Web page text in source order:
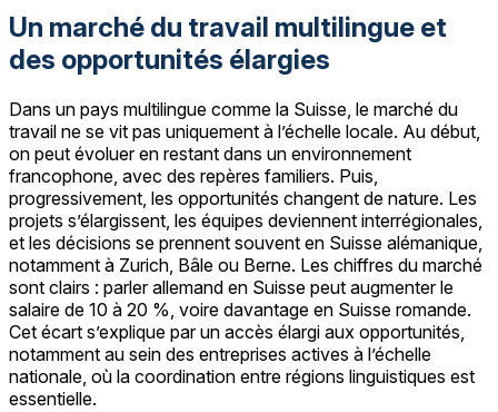
Un marché du travail multilingue et
des opportunités élargies
Dans un pays multilingue comme la Suisse, le marché du
travail ne se vit pas uniquement à l’échelle locale. Au début,
on peut évoluer en restant dans un environnement
francophone, avec des repères familiers. Puis,
progressivement, les opportunités changent de nature. Les
projets s’élargissent, les équipes deviennent interrégionales,
et les décisions se prennent souvent en Suisse alémanique,
notamment à Zurich, Bâle ou Berne. Les chiffres du marché
sont clairs : parler allemand en Suisse peut augmenter le
salaire de 10 à 20 %, voire davantage en Suisse romande.
Cet écart s’explique par un accès élargi aux opportunités,
notamment au sein des entreprises actives à l’échelle
nationale, où la coordination entre régions linguistiques est
essentielle.